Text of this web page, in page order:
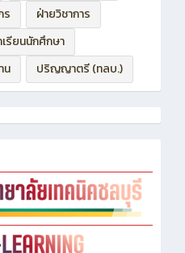
ร
ฝ่ายวิชาการ
รียนนักศึกษา
น
ปริญญาตรี (ทลบ.)